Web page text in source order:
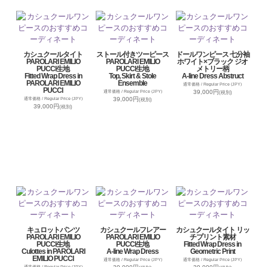
カシュクールタイト
PAROLARI EMILIO
PUCCI生地
Fitted Wrap Dress in
PAROLARI EMILIO
PUCCI
通常価格 / Regular Price (JPY)
39,000円(税別)
ストール付きツーピース
PAROLARI EMILIO
PUCCI生地
Top, Skirt & Stole
Ensemble
通常価格 / Regular Price (JPY)
39,000円(税別)
ドールワンピース 七分袖
ホワイト×ブラック ジオ
メトリー柄
A-line Dress Abstruct
通常価格 / Regular Price (JPY)
39,000円(税別)
キュロットパンツ
PAROLARI EMILIO
PUCCI生地
Culottes in PAROLARI
EMILIO PUCCI
カシュクールフレアー
PAROLARI EMILIO
PUCCI生地
A-line Wrap Dress
通常価格 / Regular Price (JPY)
カシュクールタイト リッ
チプリント素材
Fitted Wrap Dress in
Geometric Print
通常価格 / Regular Price (JPY)